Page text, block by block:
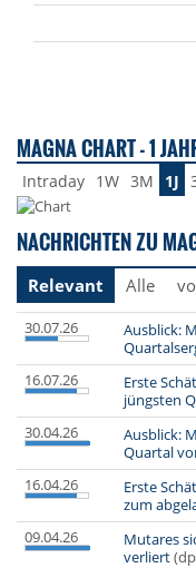
MAGNA CHART - 1
Intraday 1W 3M 1J
NACHRICHTEN ZU
Relevant Alle
30.07.26
Ausblick:
16.07.26
Erste
jüngsten
30.04.26
Ausblick:
Quartal
16.04.26
Erste
zum
09.04.26
Mutares
verliert